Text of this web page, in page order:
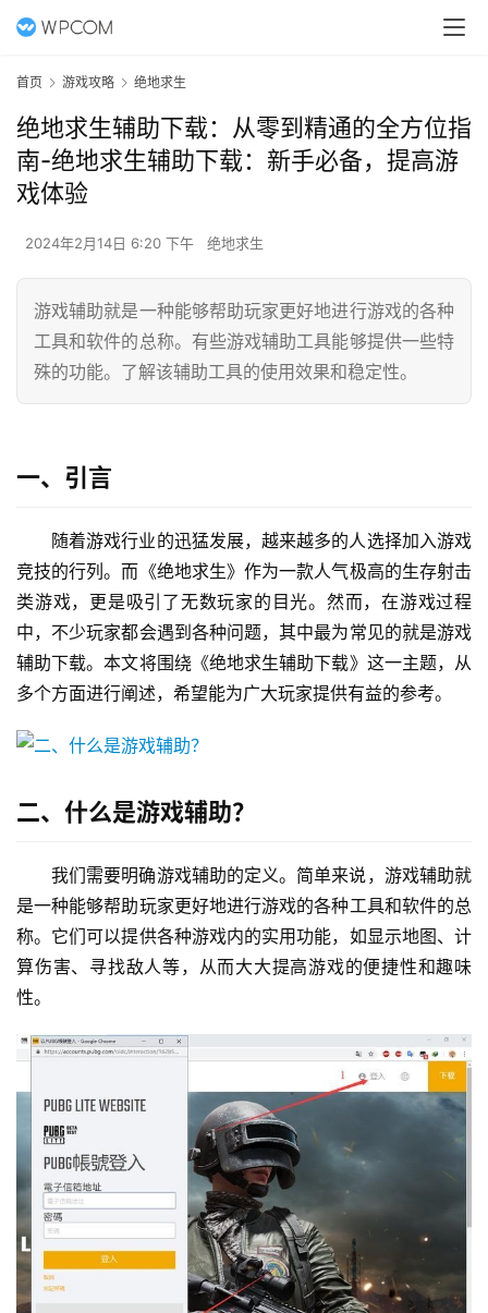
首页 游戏攻略 绝地求生
绝地求生辅助下载：从零到精通的全方位指
南-绝地求生辅助下载：新手必备，提高游
戏体验
2024年2月14日 6:20 下午 绝地求生
游戏辅助就是一种能够帮助玩家更好地进行游戏的各种
工具和软件的总称。有些游戏辅助工具能够提供一些特
殊的功能。了解该辅助工具的使用效果和稳定性。
一、引言
随着游戏行业的迅猛发展，越来越多的人选择加入游戏
竞技的行列。而《绝地求生》作为一款人气极高的生存射击
类游戏，更是吸引了无数玩家的目光。然而，在游戏过程
中，不少玩家都会遇到各种问题，其中最为常见的就是游戏
辅助下载。本文将围绕《绝地求生辅助下载》这一主题，从
多个方面进行阐述，希望能为广大玩家提供有益的参考。
二、什么是游戏辅助？
我们需要明确游戏辅助的定义。简单来说，游戏辅助就
是一种能够帮助玩家更好地进行游戏的各种工具和软件的总
称。它们可以提供各种游戏内的实用功能，如显示地图、计
算伤害、寻找敌人等，从而大大提高游戏的便捷性和趣味
性。